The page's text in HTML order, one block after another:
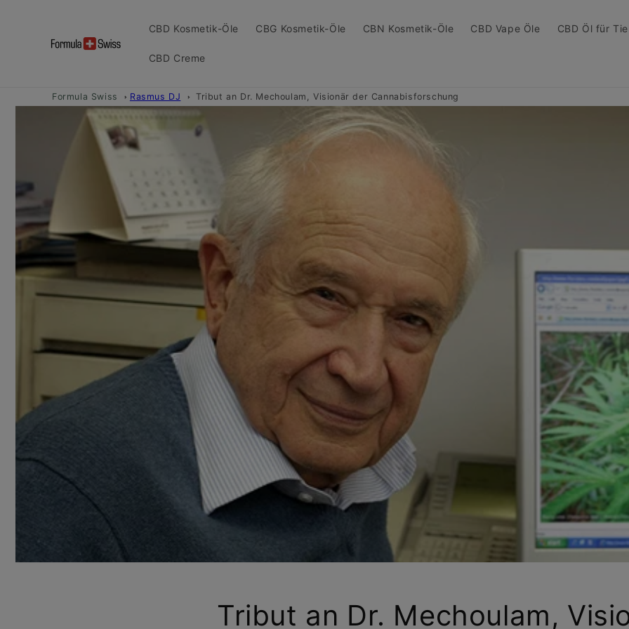
CBD Kosmetik-Öle CBG Kosmetik-Öle CBN Kosmetik-Öle CBD Vape Öle CBD Öl für
CBD Creme
Formula Swiss Rasmus DJ Tribut an Dr. Mechoulam, Visionär der Cannabisforschung
Tribut an Dr. Mechoulam,